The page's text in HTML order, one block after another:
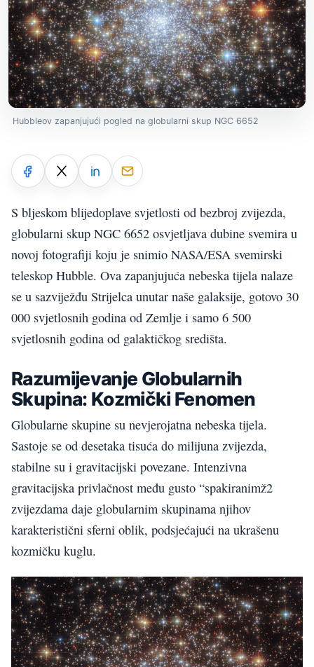
Hubbleov zapanjujući pogled na globularni skup NGC 6652
S bljeskom blijedoplave svjetlosti od bezbroj zvijezda,
globularni skup NGC 6652 osvjetljava dubine svemira u
novoj fotografiji koju je snimio NASA/ESA svemirski
teleskop Hubble. Ova zapanjujuća nebeska tijela nalaze
se u sazviježđu Strijelca unutar naše galaksije, gotovo 30
000 svjetlosnih godina od Zemlje i samo 6 500
svjetlosnih godina od galaktičkog središta.
Razumijevanje Globularnih
Skupina: Kozmički Fenomen
Globularne skupine su nevjerojatna nebeska tijela.
Sastoje se od desetaka tisuća do milijuna zvijezda,
stabilne su i gravitacijski povezane. Intenzivna
gravitacijska privlačnost među gusto “spakiranimž2
zvijezdama daje globularnim skupinama njihov
karakteristični sferni oblik, podsjećajući na ukrašenu
kozmičku kuglu.